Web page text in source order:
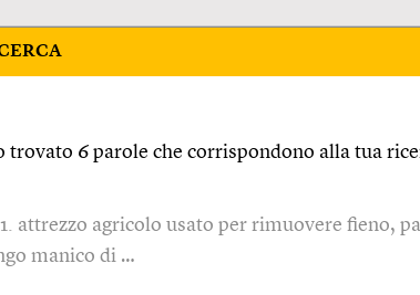
trovato 6 parole che corrispondono alla tua
attrezzo agricolo usato per rimuovere fieno,
manico di …